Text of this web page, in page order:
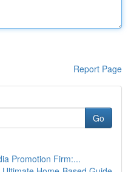
Report Page
Go
Promotion Firm:...